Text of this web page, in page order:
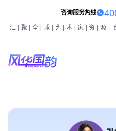
咨询服务热线
汇|聚|全|球|艺|术|家|资|源